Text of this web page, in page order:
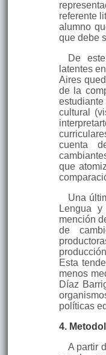
referente
alumno
que debe
De
latentes
Aires
de la
cultural
cuenta
que
Una
Lengua
mención
de
Esta
menos
Díaz
políticas
4.
A partir